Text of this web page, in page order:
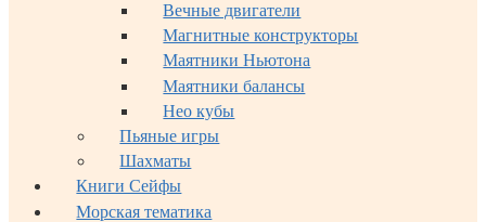
Вечные двигатели
Магнитные конструкторы
Маятники Ньютона
Маятники балансы
Нео кубы
Пьяные игры
Шахматы
Книги Сейфы
Морская тематика